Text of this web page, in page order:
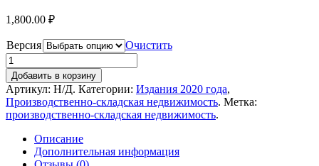
1,800.00 ₽
Версия Очистить
Добавить в корзину
Артикул: Н/Д. Категории: Издания 2020 года,
Производственно-складская недвижимость. Метка:
производственно-складская недвижимость.
Описание
Дополнительная информация